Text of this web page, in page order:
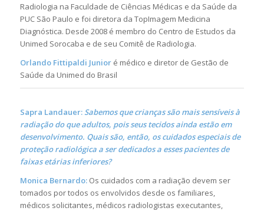
Radiologia na Faculdade de Ciências Médicas e da Saúde da
PUC São Paulo e foi diretora da TopImagem Medicina
Diagnóstica. Desde 2008 é membro do Centro de Estudos da
Unimed Sorocaba e de seu Comitê de Radiologia.
Orlando Fittipaldi Junioré médico e diretor de Gestão de
Saúde da Unimed do Brasil
Sapra Landauer: Sabemos que crianças são mais sensíveis à
radiação do que adultos, pois seus tecidos ainda estão em
desenvolvimento. Quais são, então, os cuidados especiais de
proteção radiológica a ser dedicados a esses pacientes de
faixas etárias inferiores?
Monica Bernardo: Os cuidados com a radiação devem ser
tomados por todos os envolvidos desde os familiares,
médicos solicitantes, médicos radiologistas executantes,